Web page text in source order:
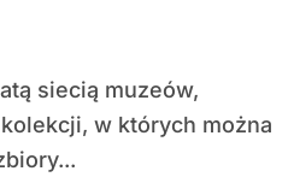
w których można